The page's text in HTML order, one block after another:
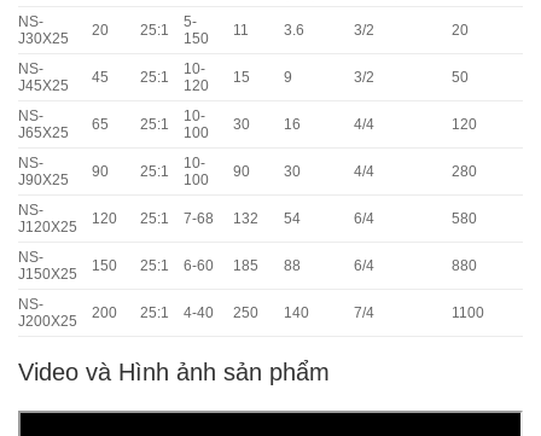
NS-
J30X25
20 25:1
5-
150
11 3.6 3/2 20
NS-
J45X25
45 25:1
10-
120
15 9 3/2 50
NS-
J65X25
65 25:1
10-
100
30 16 4/4 120
NS-
J90X25
90 25:1
10-
100
90 30 4/4 280
NS-
J120X25
120 25:1 7-68 132 54 6/4 580
NS-
J150X25
150 25:1 6-60 185 88 6/4 880
NS-
J200X25
200 25:1 4-40 250 140 7/4 1100
Video và Hình ảnh sản phẩm